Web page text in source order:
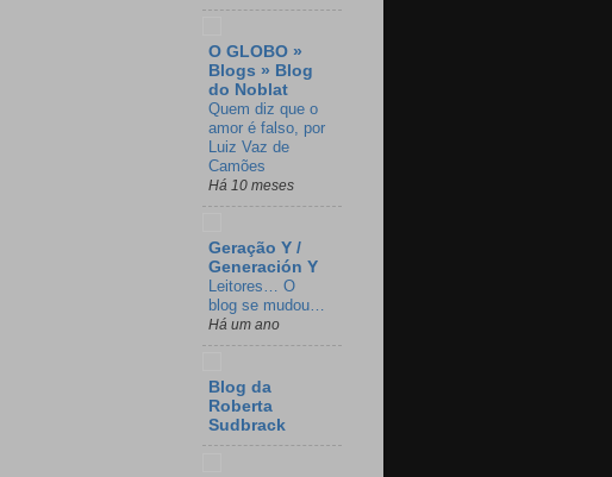
O GLOBO »
Blogs » Blog
do Noblat
Quem diz que o
amor é falso, por
Luiz Vaz de
Camões
Há 10 meses
Geração Y /
Generación Y
Leitores… O
blog se mudou…
Há um ano
Blog da
Roberta
Sudbrack